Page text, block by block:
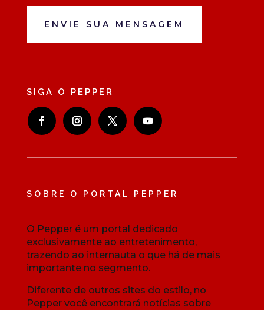
ENVIE SUA MENSAGEM
SIGA O PEPPER
SOBRE O PORTAL PEPPER
O Pepper é um portal dedicado
exclusivamente ao entretenimento,
trazendo ao internauta o que há de mais
importante no segmento.
Diferente de outros sites do estilo, no
Pepper você encontrará notícias sobre